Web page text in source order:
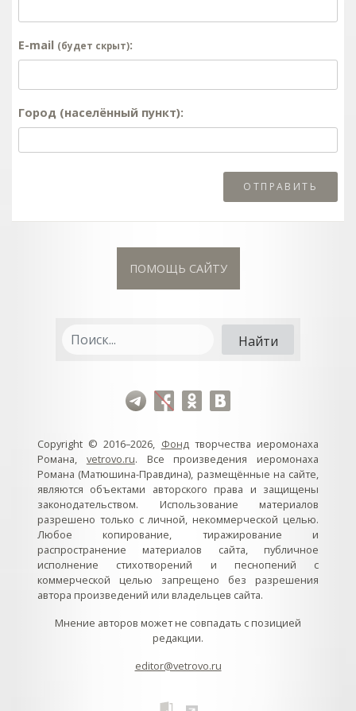
E-mail (будет скрыт):
Город (населённый пункт):
ПОМОЩЬ САЙТУ
Copyright © 2016–2026, Фондтворчества иеромонаха
Романа, vetrovo.ru. Все произведения иеромонаха
Романа (Матюшина-Правдина), размещённые на сайте,
являются объектами авторского права и защищены
законодательством. Использование материалов
разрешено только с личной, некоммерческой целью.
Любое копирование, тиражирование и
распространение материалов сайта, публичное
исполнение стихотворений и песнопений с
коммерческой целью запрещено без разрешения
автора произведений или владельцев сайта.
Мнение авторов может не совпадать с позицией
редакции.
editor@vetrovo.ru